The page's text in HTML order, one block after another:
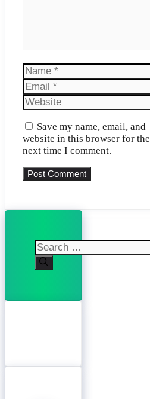
Name
Email
Website
Save my name, email, and
website in this browser for the
next time I comment.
Search
for: